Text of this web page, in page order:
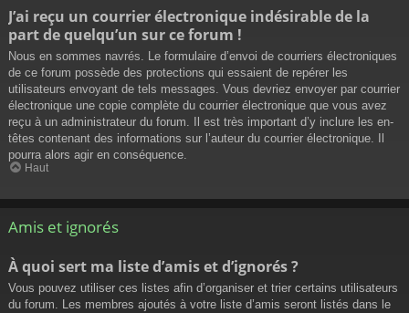
J’ai reçu un courrier électronique indésirable de la
part de quelqu’un sur ce forum !
Nous en sommes navrés. Le formulaire d’envoi de courriers électroniques
de ce forum possède des protections qui essaient de repérer les
utilisateurs envoyant de tels messages. Vous devriez envoyer par courrier
électronique une copie complète du courrier électronique que vous avez
reçu à un administrateur du forum. Il est très important d’y inclure les en-
têtes contenant des informations sur l’auteur du courrier électronique. Il
pourra alors agir en conséquence.
Haut
Amis et ignorés
À quoi sert ma liste d’amis et d’ignorés ?
Vous pouvez utiliser ces listes afin d’organiser et trier certains utilisateurs
du forum. Les membres ajoutés à votre liste d’amis seront listés dans le